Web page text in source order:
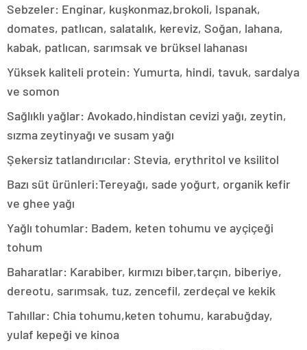
Sebzeler: Enginar, kuşkonmaz,brokoli, Ispanak,
domates, patlıcan, salatalık, kereviz, Soğan, lahana,
kabak, patlıcan, sarımsak ve brüksel lahanası
Yüksek kaliteli protein: Yumurta, hindi, tavuk, sardalya
ve somon
Sağlıklı yağlar: Avokado,hindistan cevizi yağı, zeytin,
sızma zeytinyağı ve susam yağı
Şekersiz tatlandırıcılar: Stevia, erythritol ve ksilitol
Bazı süt ürünleri:Tereyağı, sade yoğurt, organik kefir
ve ghee yağı
Yağlı tohumlar: Badem, keten tohumu ve ayçiçeği
tohum
Baharatlar: Karabiber, kırmızı biber,tarçın, biberiye,
dereotu, sarımsak, tuz, zencefil, zerdeçal ve kekik
Tahıllar: Chia tohumu,keten tohumu, karabuğday,
yulaf kepeği ve kinoa